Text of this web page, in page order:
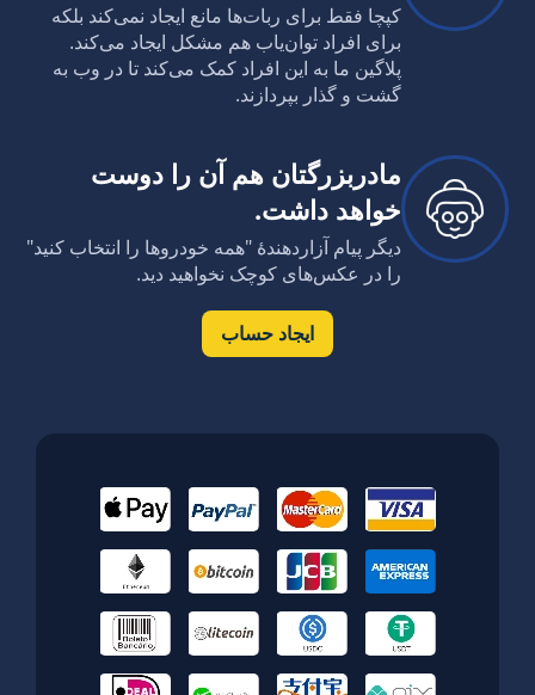
کپچا فقط برای ربات‌ها مانع ایجاد نمی‌کند بلکه
برای افراد توان‌یاب هم مشکل ایجاد می‌کند.
پلاگین ما به این افراد کمک می‌کند تا در وب به
گشت و گذار بپردازند.
مادربزرگتان هم آن را دوست
خواهد داشت.
دیگر پیام آزاردهندۀ "همه خودروها را انتخاب کنید"
را در عکس‌های کوچک نخواهید دید.
ایجاد حساب